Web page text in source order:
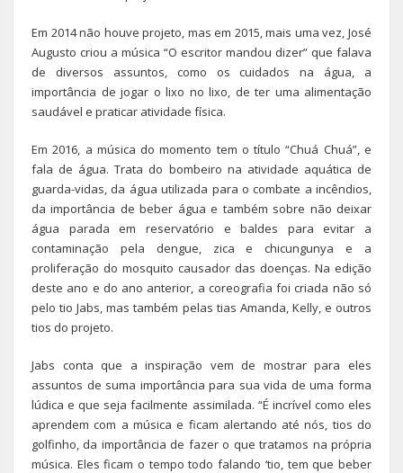
Em 2014 não houve projeto, mas em 2015, mais uma vez, José
Augusto criou a música “O escritor mandou dizer” que falava
de diversos assuntos, como os cuidados na água, a
importância de jogar o lixo no lixo, de ter uma alimentação
saudável e praticar atividade física.
Em 2016, a música do momento tem o título “Chuá Chuá”, e
fala de água. Trata do bombeiro na atividade aquática de
guarda-vidas, da água utilizada para o combate a incêndios,
da importância de beber água e também sobre não deixar
água parada em reservatório e baldes para evitar a
contaminação pela dengue, zica e chicungunya e a
proliferação do mosquito causador das doenças. Na edição
deste ano e do ano anterior, a coreografia foi criada não só
pelo tio Jabs, mas também pelas tias Amanda, Kelly, e outros
tios do projeto.
Jabs conta que a inspiração vem de mostrar para eles
assuntos de suma importância para sua vida de uma forma
lúdica e que seja facilmente assimilada. “É incrível como eles
aprendem com a música e ficam alertando até nós, tios do
golfinho, da importância de fazer o que tratamos na própria
música. Eles ficam o tempo todo falando ‘tio, tem que beber